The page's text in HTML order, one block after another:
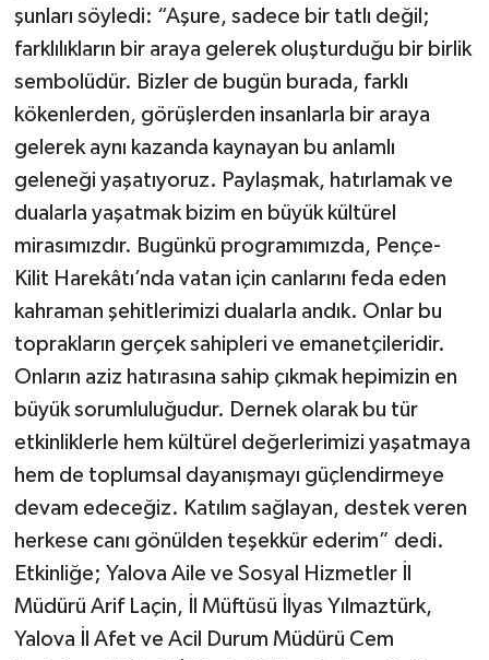
şunları söyledi: “Aşure, sadece bir tatlı değil;
farklılıkların bir araya gelerek oluşturduğu bir birlik
sembolüdür. Bizler de bugün burada, farklı
kökenlerden, görüşlerden insanlarla bir araya
gelerek aynı kazanda kaynayan bu anlamlı
geleneği yaşatıyoruz. Paylaşmak, hatırlamak ve
dualarla yaşatmak bizim en büyük kültürel
mirasımızdır. Bugünkü programımızda, Pençe-
Kilit Harekâtı’nda vatan için canlarını feda eden
kahraman şehitlerimizi dualarla andık. Onlar bu
toprakların gerçek sahipleri ve emanetçileridir.
Onların aziz hatırasına sahip çıkmak hepimizin en
büyük sorumluluğudur. Dernek olarak bu tür
etkinliklerle hem kültürel değerlerimizi yaşatmaya
hem de toplumsal dayanışmayı güçlendirmeye
devam edeceğiz. Katılım sağlayan, destek veren
herkese canı gönülden teşekkür ederim” dedi.
Etkinliğe; Yalova Aile ve Sosyal Hizmetler İl
Müdürü Arif Laçin, İl Müftüsü İlyas Yılmaztürk,
Yalova İl Afet ve Acil Durum Müdürü Cem